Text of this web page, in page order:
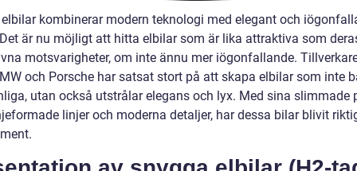
kombinerar modern teknologi med elegant och
är nu möjligt att hitta elbilar som är lika attraktiva som
motsvarigheter, om inte ännu mer iögonfallande.
och Porsche har satsat stort på att skapa elbilar som inte
utan också utstrålar elegans och lyx. Med sina slimmade
linjer och moderna detaljer, har dessa bilar blivit